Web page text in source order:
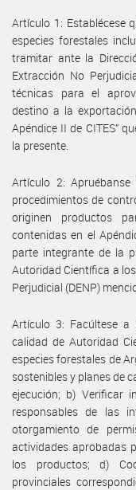
Artículo 1: Establécese
especies forestales
tramitar ante la
Extracción No
técnicas para el
destino a la
Apéndice II de CITES”
la presente.
Artículo 2:
procedimientos de
originen productos
contenidas en el
parte integrante de la
Autoridad Científica a
Perjudicial (DENP)
Artículo 3: Facúltese a
calidad de Autoridad
especies forestales de
sostenibles y planes de
ejecución; b) Verificar
responsables de las
otorgamiento de
actividades aprobadas
los productos; d)
provinciales